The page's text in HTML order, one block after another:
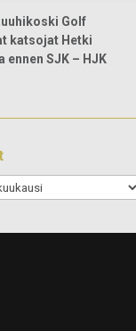
Golf
katsojat Hetki
ennen SJK – HJK